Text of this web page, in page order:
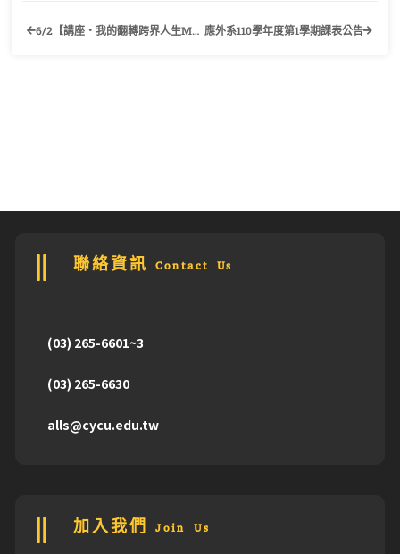
6/2【講座‧我的翻轉跨界人生My Slash Career, My Flipped Life】歡迎有興趣的同學踴躍報名參加！ 應外系110學年度第1學期課表公告
聯絡資訊 Contact Us
(03) 265-6601~3
(03) 265-6630
alls@cycu.edu.tw
加入我們 Join Us